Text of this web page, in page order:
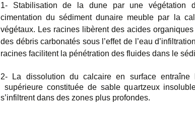
1- Stabilisation de la dune par une végétation
cimentation du sédiment dunaire meuble par la
végétaux. Les racines libèrent des acides
des débris carbonatés sous l’effet de l’eau
racines facilitent la pénétration des fluides dans le
2- La dissolution du calcaire en surface entraîne
supérieure constituée de sable quartzeux
s’infiltrent dans des zones plus profondes.